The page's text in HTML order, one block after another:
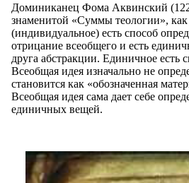
Доминиканец Фома Аквинский
знаменитой «Суммы теологии»,
(индивидуальное) есть способ
отрицание всеобщего и есть
друга абстракции. Единичное есть
Всеобщая идея изначально не
становится как «обозначенная
Всеобщая идея сама дает себе
единичных вещей.